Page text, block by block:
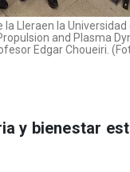
la Lleraen la
and Plasma
Edgar Choueiri.
y bienestar